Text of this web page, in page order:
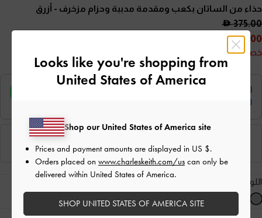
حذاء من الساتان بكعب ومقدمة مدببة وحزام مزخرف - أزرق
375.00
200.00
خصم 47%
اللون:
Looks like you're shopping from
United States of America
Shop our United States of America site
Prices and payment amounts are displayed in US $.
Orders placed on www.charleskeith.com/us can only be
delivered within United States of America.
SHOP UNITED STATES OF AMERICA SITE